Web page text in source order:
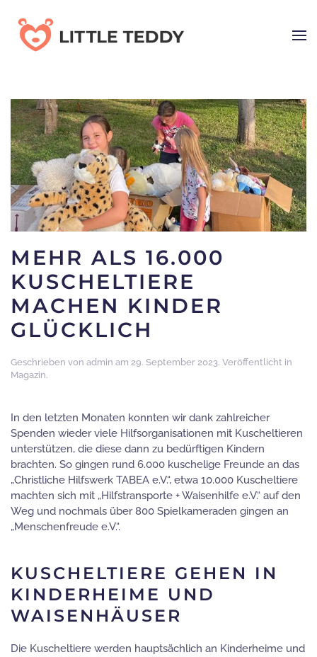
Skip
to
MEHR ALS 16.000
KUSCHELTIERE
MACHEN KINDER
GLÜCKLICH
Geschrieben von admin am 29. September 2023. Veröffentlicht in
Magazin.
In den letzten Monaten konnten wir dank zahlreicher
Spenden wieder viele Hilfsorganisationen mit Kuscheltieren
unterstützen, die diese dann zu bedürftigen Kindern
brachten. So gingen rund 6.000 kuschelige Freunde an das
„Christliche Hilfswerk TABEA e.V.“, etwa 10.000 Kuscheltiere
machten sich mit „Hilfstransporte + Waisenhilfe e.V.“ auf den
Weg und nochmals über 800 Spielkameraden gingen an
„Menschenfreude e.V.“.
KUSCHELTIERE GEHEN IN
KINDERHEIME UND
WAISENHÄUSER
Die Kuscheltiere werden hauptsächlich an Kinderheime und